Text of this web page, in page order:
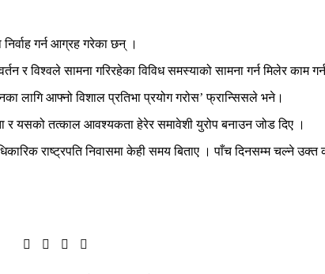
निर्वाह गर्न आग्रह गरेका छन् ।
र विश्वले सामना गरिरहेका विविध समस्याको सामना गर्न मिलेर काम गर्न
लागि आफ्नो विशाल प्रतिभा प्रयोग गरोस’ फ्रान्सिसले भने।
र यसको तत्काल आवश्यकता हेरेर समावेशी युरोप बनाउन जोड दिए ।
राष्ट्रपति निवासमा केही समय बिताए । पाँच दिनसम्म चल्ने उक्त